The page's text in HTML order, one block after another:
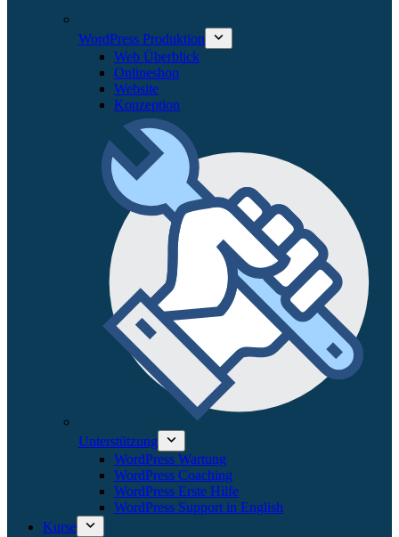
WordPress Produktion
Web Überblick
Onlineshop
Website
Konzeption
Unterstützung
WordPress Wartung
WordPress Coaching
WordPress Erste Hilfe
WordPress Support in English
Kurse